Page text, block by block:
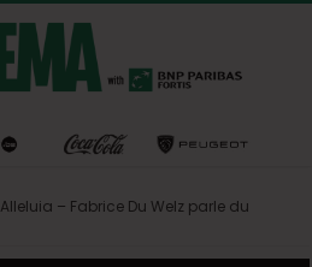
Alleluia – Fabrice Du Welz parle du